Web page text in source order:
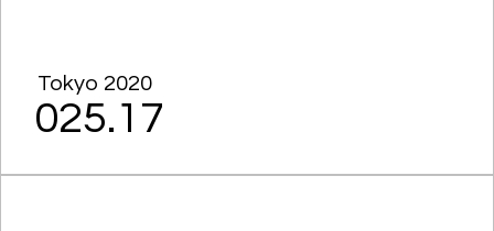
Tokyo 2020
025.17